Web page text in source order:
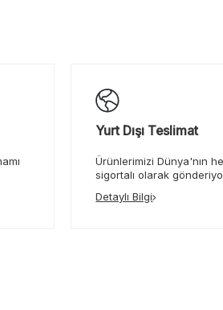
Yurt Dışı Teslimat
Ürünlerimizi Dünya'nın
sigortalı olarak
Detaylı Bilgi